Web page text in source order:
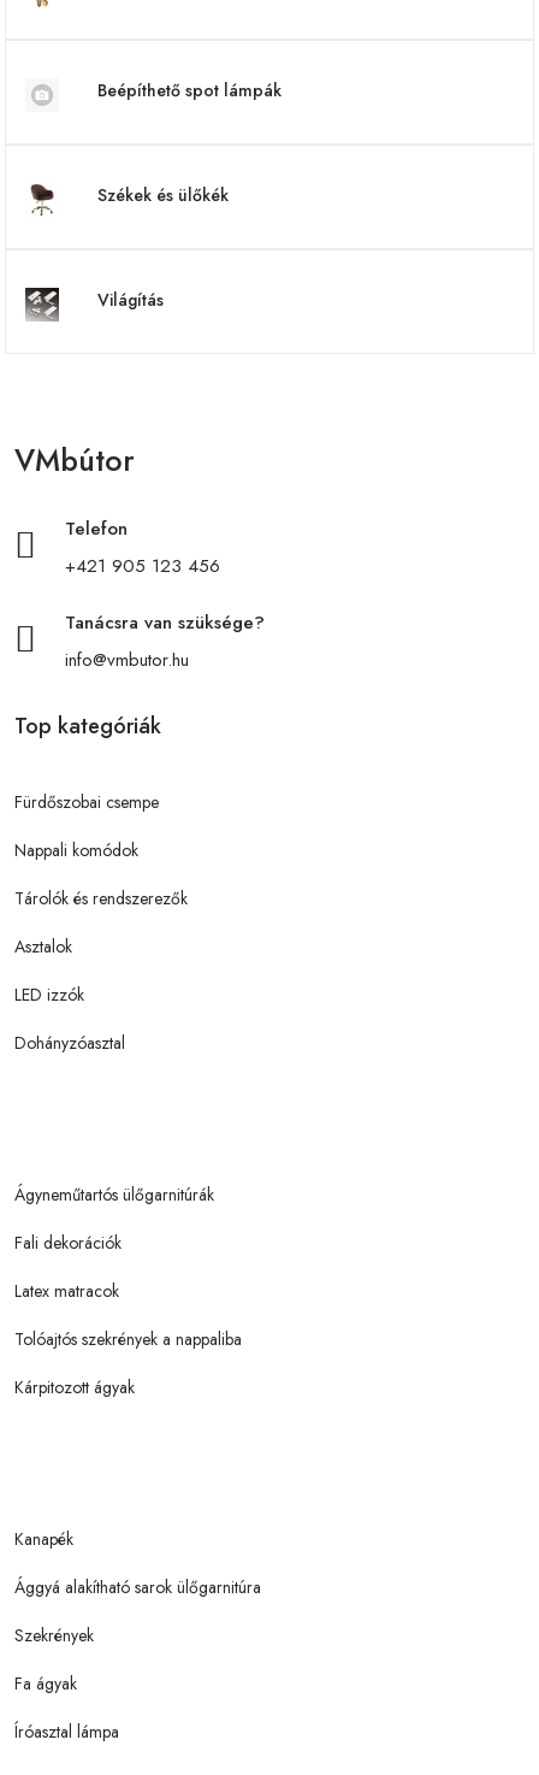
Beépíthető spot lámpák
Székek és ülőkék
Világítás
VMbútor
Telefon
+421 905 123 456
Tanácsra van szüksége?
info@vmbutor.hu
Top kategóriák
Fürdőszobai csempe
Nappali komódok
Tárolók és rendszerezők
Asztalok
LED izzók
Dohányzóasztal
Ágyneműtartós ülőgarnitúrák
Fali dekorációk
Latex matracok
Tolóajtós szekrények a nappaliba
Kárpitozott ágyak
Kanapék
Ággyá alakítható sarok ülőgarnitúra
Szekrények
Fa ágyak
Íróasztal lámpa